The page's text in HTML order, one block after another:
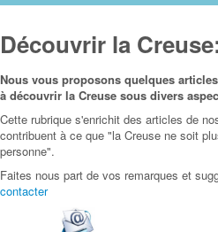
Découvrir la
Nous vous proposons quelques
à découvrir la Creuse sous divers
Cette rubrique s'enrichit des articles de
contribuent à ce que "la Creuse ne soit
personne".
Faites nous part de vos remarques et
contacter